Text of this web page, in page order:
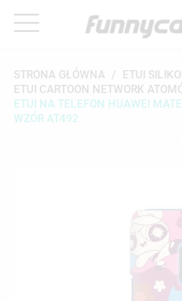
STRONA GŁÓWNA ETUI
ETUI CARTOON NETWORK
ETUI NA TELEFON HUAWEI
WZÓR AT492